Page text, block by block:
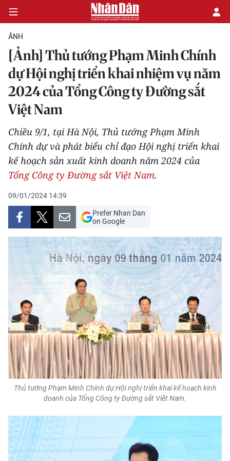
CHÍNH TRỊ
KINH TẾ
VĂN HÓA
XÃ HỘI
PHÁP LUẬT
DU LỊCH
THẾ GIỚI
THỂ THAO
GIÁO DỤC
Y TẾ
KHOA HỌC - CÔNG NGHỆ
MÔI TRƯỜNG
BẠN ĐỌC
KIỂM CHỨNG THÔNG TIN
TRI THỨC CHUYÊN SÂU
54 DÂN TỘC VIỆT NAM
ẢNH
[Ảnh] Thủ tướng Phạm Minh Chính
dự Hội nghị triển khai nhiệm vụ năm
2024 của Tổng Công ty Đường sắt
Việt Nam
Chiều 9/1, tại Hà Nội, Thủ tướng Phạm Minh
Chính dự và phát biểu chỉ đạo Hội nghị triển khai
kế hoạch sản xuất kinh doanh năm 2024 của
Tổng Công ty Đường sắt Việt Nam.
09/01/2024 14:39
Prefer Nhan Dan
on Google
Thủ tướng Phạm Minh Chính dự Hội nghị triển khai kế hoạch kinh
doanh của Tổng Công ty Đường sắt Việt Nam.